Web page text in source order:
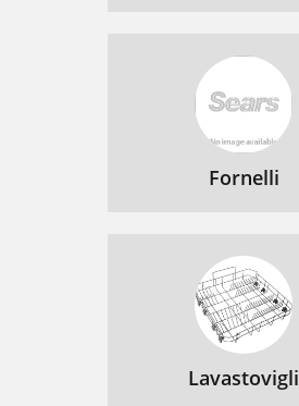
Fornelli
Lavastovigli